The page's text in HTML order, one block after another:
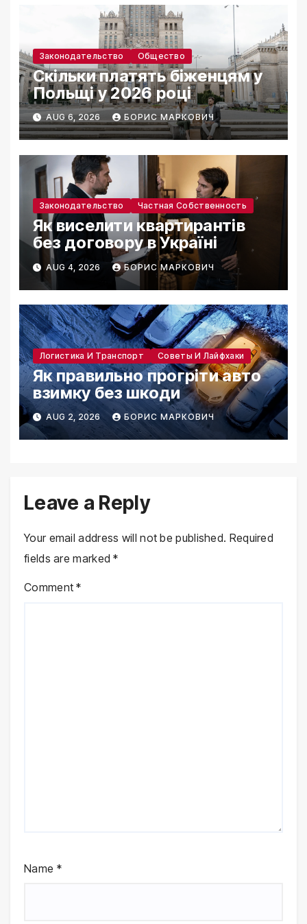
Законодательство Общество
Скільки платять біженцям у
Польщі у 2026 році
AUG 6, 2026 БОРИС МАРКОВИЧ
Законодательство Частная Собственность
Як виселити квартирантів
без договору в Україні
AUG 4, 2026 БОРИС МАРКОВИЧ
Логистика И Транспорт Советы И Лайфхаки
Як правильно прогріти авто
взимку без шкоди
AUG 2, 2026 БОРИС МАРКОВИЧ
Leave a Reply
Your email address will not be published. Required
fields are marked*
Comment*
Name *